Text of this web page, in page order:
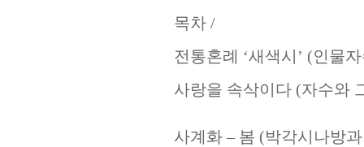
목차 /
전통혼례
‘새색시 ’ (인물
사랑을 속삭이다 (자수와
사계화 – 봄 (박각시나방